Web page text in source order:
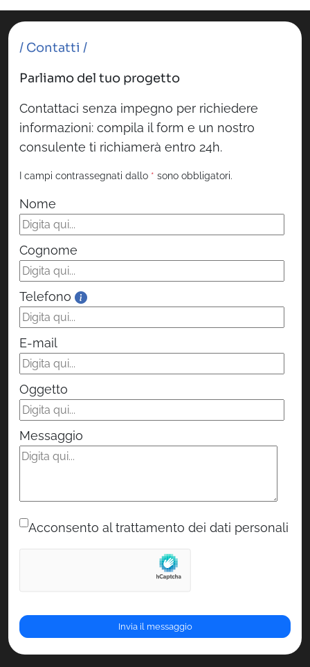
/ Contatti /
Parliamo del tuo progetto
Contattaci senza impegno per richiedere
informazioni: compila il form e un nostro
consulente ti richiamerà entro 24h.
I campi contrassegnati dallo * sono obbligatori.
Nome
Cognome
Telefono
E-mail
Oggetto
Messaggio
Acconsento al trattamento dei dati personali